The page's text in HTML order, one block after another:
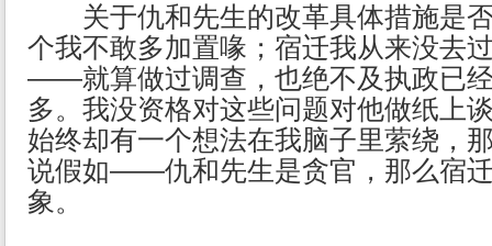
关于仇和先生的改革具体措施是否
个我不敢多加置喙；宿迁我从来没去
——就算做过调查，也绝不及执政已
多。我没资格对这些问题对他做纸上
始终却有一个想法在我脑子里萦绕
说假如——仇和先生是贪官，那么宿
象。